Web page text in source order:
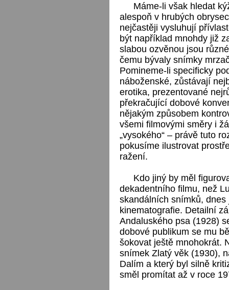
Máme-li však hledat
alespoň v hrubých
nejčastěji vysluhují
být například mnohdy již
slabou ozvěnou jsou
čemu bývaly snímky
Pomineme-li specificky
náboženské, zůstávají
erotika, prezentované
překračující dobové
nějakým způsobem
všemi filmovými směry i
„vysokého“ – právě tuto
pokusíme ilustrovat
ražení.
Kdo jiný by měl
dekadentního filmu, než
skandálních snímků,
kinematografie. Detailní
Andaluského psa (1928)
dobové publikum se mu
šokovat ještě mnohokrát.
snímek Zlatý věk (1930),
Dalím a který byl silně
směl promítat až v roce